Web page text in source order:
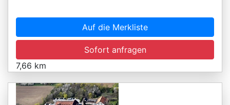
Auf die Merkliste
Sofort anfragen
7,66 km